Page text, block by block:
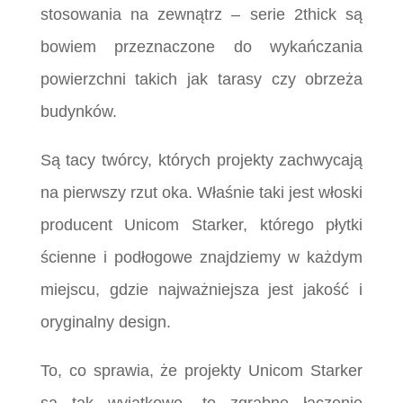
stosowania na zewnątrz – serie 2thick są
bowiem przeznaczone do wykańczania
powierzchni takich jak tarasy czy obrzeża
budynków.
Są tacy twórcy, których projekty zachwycają
na pierwszy rzut oka. Właśnie taki jest włoski
producent Unicom Starker, którego płytki
ścienne i podłogowe znajdziemy w każdym
miejscu, gdzie najważniejsza jest jakość i
oryginalny design.
To, co sprawia, że projekty Unicom Starker